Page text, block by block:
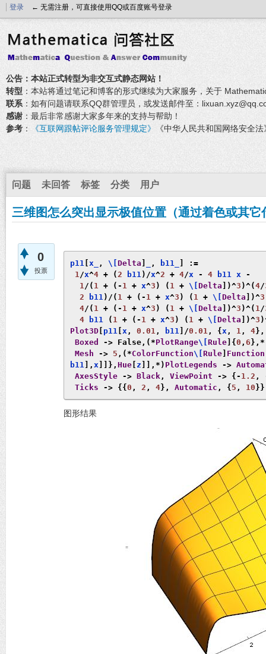
登录 ← 无需注册，可直接使用QQ或百度账号登录
公告：本站正式转型为非交互式静态网站！
转型 ：本站将通过笔记和博客的形式继续为大家服务，关于
联系 ：如有问题请联系QQ群管理员，或发送邮件至：
感谢 ：最后非常感谢大家多年来的支持与帮助！
参考 ： 《互联网跟帖评论服务管理规定》 《中华人民共和国网络安全
问题 未回答 标签 分类 用户
三维图怎么突出显示极值位置（通过着色或其它
0
投票
p11 x_ , \[ Delta , b11_
:=
1/x^4 + (2 b11)/x^2 + 4/x - 4 b11 x
-
1/( 1 + (- 1 + x^3 ) ( 1 + \[ Delta ])^3 )^(4/
2 b11)/( 1 + (- 1 + x^3 ) ( 1 + \[ Delta ])^3
4/( 1 + (- 1 + x^3 ) ( 1 + \[ Delta ])^3 )^( 1/
4 b11 ( 1 + (- 1 + x^3 ) ( 1 + \[ Delta ])^3
Plot3D p11 x , 0.01 , b11 ]/0.01 , { x , 1 , 4},
Boxed
-> False ,(*PlotRange\[ Rule ]{ 0 , 6
Mesh
-> 5 ,(*ColorFunction\[ Rule Function
b11 ], x ]]}, Hue z ]],*) PlotLegends ->
AxesStyle
-> Black , ViewPoint -> {- 1.2 ,
Ticks
-> {{ 0 , 2 , 4}, Automatic , { 5 , 10
图形结果